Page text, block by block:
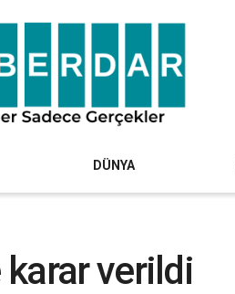
DÜNYA
karar verildi